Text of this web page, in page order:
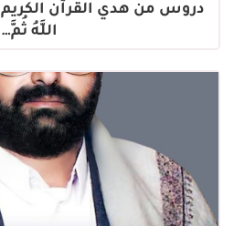
دروس من هدي القرآن الكريم
اللَّهُ ثُمَّ…